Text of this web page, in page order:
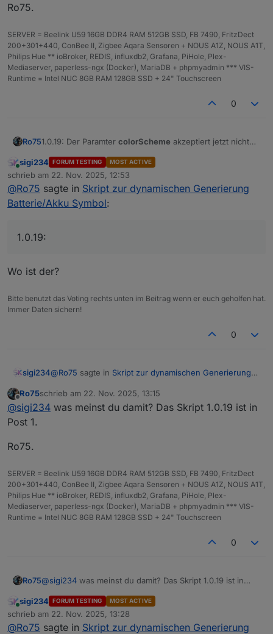
Ro75.
SERVER = Beelink U59 16GB DDR4 RAM 512GB SSD, FB 7490, FritzDect
200+301+440, ConBee II, Zigbee Aqara Sensoren + NOUS A1Z, NOUS A1T,
Philips Hue ** ioBroker, REDIS, influxdb2, Grafana, PiHole, Plex-
Mediaserver, paperless-ngx (Docker), MariaDB + phpmyadmin *** VIS-
Runtime = Intel NUC 8GB RAM 128GB SSD + 24" Touchscreen
0
Ro751.0.19: Der Paramter colorScheme akzeptiert jetzt nicht
kann jeder beliebige HEX, RGB oder RGBA Wert
Verwendung finden. Code, Archiv und Doku angepasst
in Post 1.
Ro75.
Online
sigi234 FORUM TESTING MOST ACTIVE
schrieb am 22. Nov. 2025, 12:53
zuletzt editiert von
@Ro75 sagte in Skript zur dynamischen Generierung
Batterie/Akku Symbol:
1.0.19:
Wo ist der?
Bitte benutzt das Voting rechts unten im Beitrag wenn er euch geholfen hat.
Immer Daten sichern!
0
sigi234@Ro75 sagte in Skript zur dynamischen Generierung
1.0.19:
Offline
Ro75schrieb am 22. Nov. 2025, 13:15
zuletzt editiert von
@sigi234 was meinst du damit? Das Skript 1.0.19 ist in
Post 1.
Ro75.
SERVER = Beelink U59 16GB DDR4 RAM 512GB SSD, FB 7490, FritzDect
200+301+440, ConBee II, Zigbee Aqara Sensoren + NOUS A1Z, NOUS A1T,
Philips Hue ** ioBroker, REDIS, influxdb2, Grafana, PiHole, Plex-
Mediaserver, paperless-ngx (Docker), MariaDB + phpmyadmin *** VIS-
Runtime = Intel NUC 8GB RAM 128GB SSD + 24" Touchscreen
0
Ro75@sigi234 was meinst du damit? Das Skript 1.0.19 ist in
Ro75.
Online
sigi234 FORUM TESTING MOST ACTIVE
schrieb am 22. Nov. 2025, 13:28
zuletzt editiert von
@Ro75 sagte in Skript zur dynamischen Generierung